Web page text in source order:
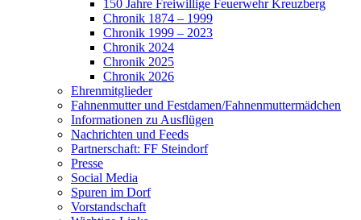
150 Jahre Freiwillige Feuerwehr Kreuzberg
Chronik 1874 – 1999
Chronik 1999 – 2023
Chronik 2024
Chronik 2025
Chronik 2026
Ehrenmitglieder
Fahnenmutter und Festdamen/Fahnenmuttermädchen
Informationen zu Ausflügen
Nachrichten und Feeds
Partnerschaft: FF Steindorf
Presse
Social Media
Spuren im Dorf
Vorstandschaft